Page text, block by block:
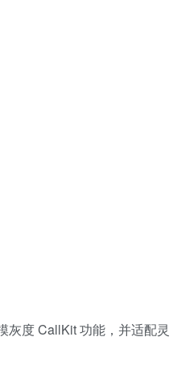
灰度 CallKit 功能，并适配灵